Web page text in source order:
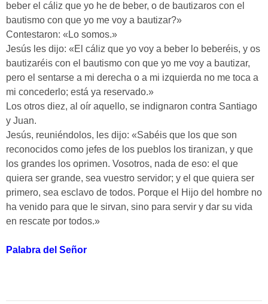
beber el cáliz que yo he de beber, o de bautizaros con el
bautismo con que yo me voy a bautizar?»
Contestaron: «Lo somos.»
Jesús les dijo: «El cáliz que yo voy a beber lo beberéis, y os
bautizaréis con el bautismo con que yo me voy a bautizar,
pero el sentarse a mi derecha o a mi izquierda no me toca a
mi concederlo; está ya reservado.»
Los otros diez, al oír aquello, se indignaron contra Santiago
y Juan.
Jesús, reuniéndolos, les dijo: «Sabéis que los que son
reconocidos como jefes de los pueblos los tiranizan, y que
los grandes los oprimen. Vosotros, nada de eso: el que
quiera ser grande, sea vuestro servidor; y el que quiera ser
primero, sea esclavo de todos. Porque el Hijo del hombre no
ha venido para que le sirvan, sino para servir y dar su vida
en rescate por todos.»
Palabra del Señor